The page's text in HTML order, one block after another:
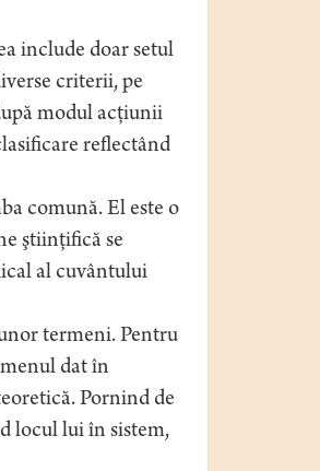
include doar setul
criterii, pe
modul acţiunii
reflectând
comună. El este o
ştiinţifică se
al cuvântului
termeni. Pentru
dat în
Pornind de
locul lui în sistem,